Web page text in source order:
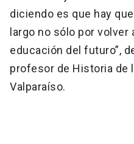
diciendo es que hay
largo no sólo por
educación del futuro”,
profesor de Historia de
Valparaíso.